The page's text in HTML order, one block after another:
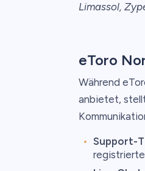
Limassol,
eToro
Während
anbietet,
Support-